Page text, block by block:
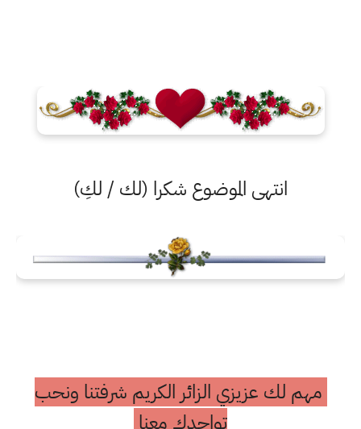
انتهى الموضوع شكرا (لك / لكِ)
مهم لك عزيزي الزائر الكريم شرفتنا ونحب
تواجدك معنا